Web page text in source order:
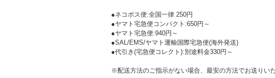
●ネコポス便:全国一律 250円
●ヤマト宅急便コンパクト:650円～
●ヤマト宅急便:940円～
●SAL/EMS/ヤマト運輸国際宅急便(海外発送)
●代引き(宅急便コレクト):別途料金330円～
※配送方法のご指示がない場合、最安の方法でお送りい